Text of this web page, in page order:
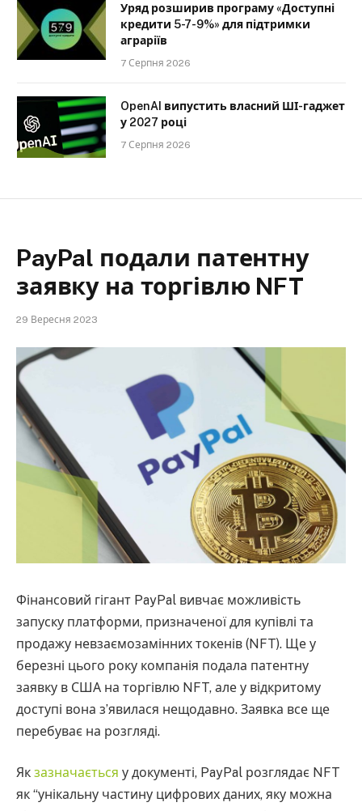
Уряд розширив програму «Доступні
кредити 5-7-9%» для підтримки
аграріїв
7 Серпня 2026
OpenAI випустить власний ШІ-гаджет
у 2027 році
7 Серпня 2026
PayPal подали патентну
заявку на торгівлю NFT
29 Вересня 2023
Фінансовий гігант PayPal вивчає можливість
запуску платформи, призначеної для купівлі та
продажу невзаємозамінних токенів (NFT). Ще у
березні цього року компанія подала патентну
заявку в США на торгівлю NFT, але у відкритому
доступі вона з’явилася нещодавно. Заявка все ще
перебуває на розгляді.
Як зазначається у документі, PayPal розглядає NFT
як “унікальну частину цифрових даних, яку можна